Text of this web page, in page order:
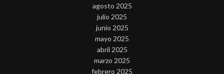
agosto 2025
julio 2025
junio 2025
mayo 2025
abril 2025
marzo 2025
febrero 2025